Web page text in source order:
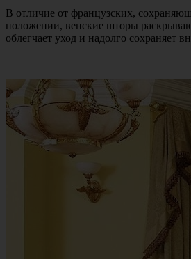
В отличие от французских,
положении, венские шторы
облегчает уход и надолго сохраняет